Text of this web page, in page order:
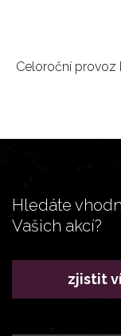
Celoroční provoz
Hledáte
Vašich akcí?
zjistit